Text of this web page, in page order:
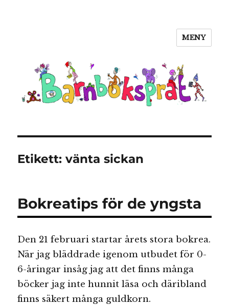
MENY
Etikett:vänta sickan
Bokreatips för de yngsta
Den 21 februari startar årets stora bokrea.
När jag bläddrade igenom utbudet för 0-
6-åringar insåg jag att det finns många
böcker jag inte hunnit läsa och däribland
finns säkert många guldkorn.